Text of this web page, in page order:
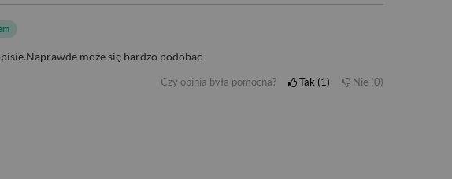
może się bardzo podobac
Czy opinia była pomocna? Tak 1 Nie 0